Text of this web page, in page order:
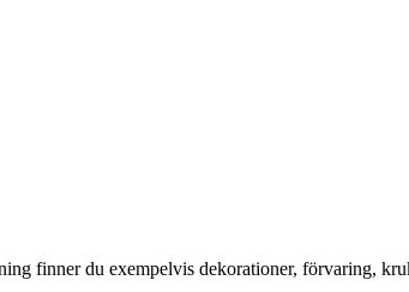
finner du exempelvis dekorationer, förvaring,